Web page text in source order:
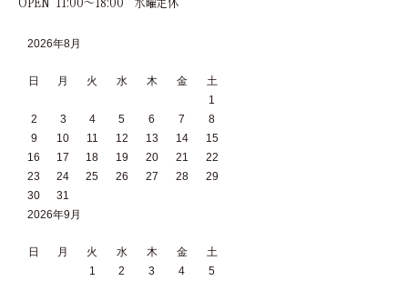
2026年8月
日 月 火 水 木 金
土
1
2
3 4 5 6 7
8
9
10 11 12 13 14
15
16
17 18 19 20 21
22
23
24 25 26 27 28
29
30
31
2026年9月
日 月 火 水 木 金
土
1
2 3 4 5